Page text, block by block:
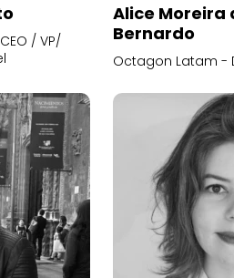
/ VP/
Alice
Bernardo
Octagon Latam -